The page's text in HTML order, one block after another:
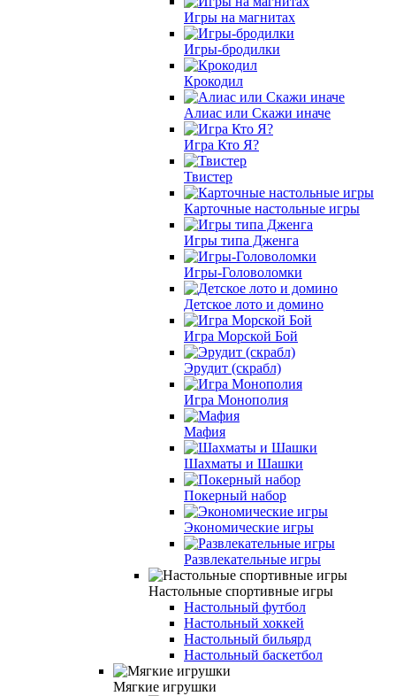
Игры на магнитах
Игры-бродилки
Крокодил
Алиас или Скажи иначе
Игра Кто Я?
Твистер
Карточные настольные игры
Игры типа Дженга
Игры-Головоломки
Детское лото и домино
Игра Морской Бой
Эрудит (скрабл)
Игра Монополия
Мафия
Шахматы и Шашки
Покерный набор
Экономические игры
Развлекательные игры
Настольные спортивные игры
Настольный футбол
Настольный хоккей
Настольный бильярд
Настольный баскетбол
Мягкие игрушки